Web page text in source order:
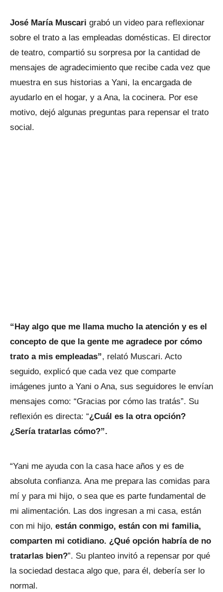
José María Muscari grabó un video para reflexionar
sobre el trato a las empleadas domésticas. El director
de teatro, compartió su sorpresa por la cantidad de
mensajes de agradecimiento que recibe cada vez que
muestra en sus historias a Yani, la encargada de
ayudarlo en el hogar, y a Ana, la cocinera. Por ese
motivo, dejó algunas preguntas para repensar el trato
social.
“Hay algo que me llama mucho la atención y es el
concepto de que la gente me agradece por cómo
trato a mis empleadas”, relató Muscari. Acto
seguido, explicó que cada vez que comparte
imágenes junto a Yani o Ana, sus seguidores le envían
mensajes como: “Gracias por cómo las tratás”. Su
reflexión es directa: “¿Cuál es la otra opción?
¿Sería tratarlas cómo?”.
“Yani me ayuda con la casa hace años y es de
absoluta confianza. Ana me prepara las comidas para
mí y para mi hijo, o sea que es parte fundamental de
mi alimentación. Las dos ingresan a mi casa, están
con mi hijo, están conmigo, están con mi familia,
comparten mi cotidiano. ¿Qué opción habría de no
tratarlas bien?”. Su planteo invitó a repensar por qué
la sociedad destaca algo que, para él, debería ser lo
normal.